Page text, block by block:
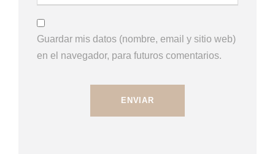
Guardar mis datos (nombre, email y sitio web)
en el navegador, para futuros comentarios.